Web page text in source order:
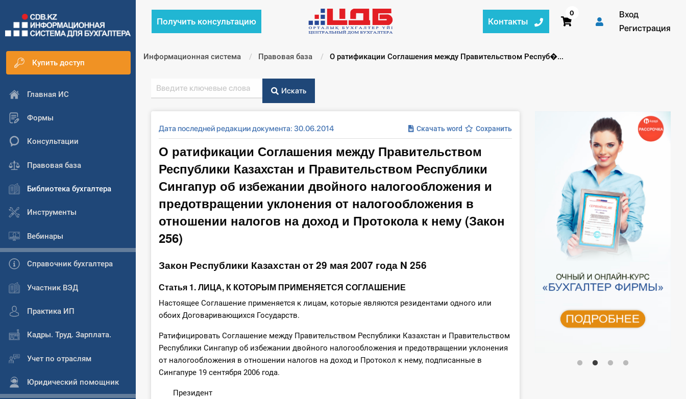
Купить доступ
Главная ИС
Формы
Консультации
Правовая база
Библиотека бухгалтера
Инструменты
Вебинары
Справочник бухгалтера
Участник ВЭД
Практика ИП
Кадры. Труд. Зарплата.
Учет по отраслям
Юридический помощник
Получить консультацию Контакты
0
Вход
Регистрация
Информационная система Правовая база Текущий:
О ратификации Соглашения между Правительством Респуб�...
Искать
Дата последней редакции документа: 30.06.2014 Скачать word Сохранить
О ратификации Соглашения между Правительством
Республики Казахстан и Правительством Республики
Сингапур об избежании двойного налогообложения и
предотвращении уклонения от налогообложения в
отношении налогов на доход и Протокола к нему (Закон
256)
Закон Республики Казахстан от 29 мая 2007 года N 256
Статья 1. ЛИЦА, К КОТОРЫМ ПРИМЕНЯЕТСЯ СОГЛАШЕНИЕ
Настоящее Соглашение применяется к лицам, которые являются резидентами одного или
обоих Договаривающихся Государств.
Ратифицировать Соглашение между Правительством Республики Казахстан и Правительством
Республики Сингапур об избежании двойного налогообложения и предотвращении уклонения
от налогообложения в отношении налогов на доход и Протокол к нему, подписанные в
Сингапуре 19 сентября 2006 года.
Президент